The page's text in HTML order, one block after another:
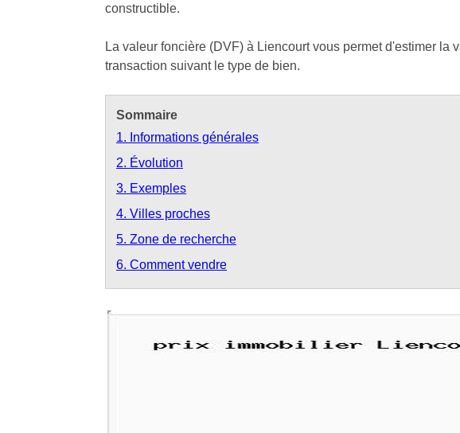
constructible.
La valeur foncière (DVF) à Liencourt vous permet d'estimer
transaction suivant le type de bien.
Sommaire
1. Informations générales
2. Évolution
3. Exemples
4. Villes proches
5. Zone de recherche
6. Comment vendre